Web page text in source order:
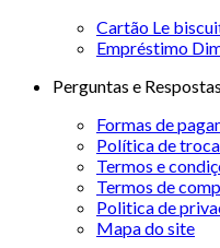
Cartão Le
Empréstimo
Perguntas e Respostas
Formas de
Política de
Termos e
Termos de
Politica de
Mapa do site